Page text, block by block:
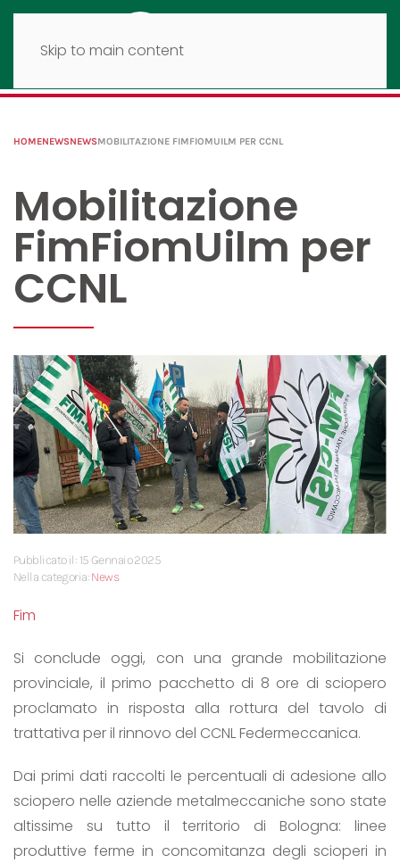
Skip to main content
HOMENEWSNEWSMOBILITAZIONE FIMFIOMUILM PER CCNL
Mobilitazione
FimFiomUilm per
CCNL
Pubblicato il: 15 Gennaio 2025
Nella categoria:News
Fim
Si conclude oggi, con una grande mobilitazione
provinciale, il primo pacchetto di 8 ore di sciopero
proclamato in risposta alla rottura del tavolo di
trattativa per il rinnovo del CCNL Federmeccanica.
Dai primi dati raccolti le percentuali di adesione allo
sciopero nelle aziende metalmeccaniche sono state
altissime su tutto il territorio di Bologna: linee
produttive ferme in concomitanza degli scioperi in